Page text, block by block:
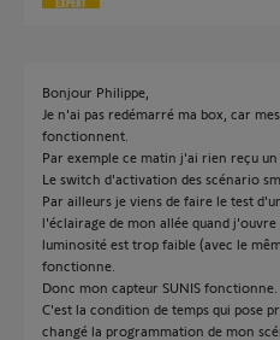
Bonjour Philippe,
Je n'ai pas redémarré ma box, car
fonctionnent.
Par exemple ce matin j'ai rien reçu un
Le switch d'activation des scénario
Par ailleurs je viens de faire le test
l'éclairage de mon allée quand
luminosité est trop faible (avec le
fonctionne.
Donc mon capteur SUNIS fonctionne.
C'est la condition de temps qui pose
changé la programmation de mon